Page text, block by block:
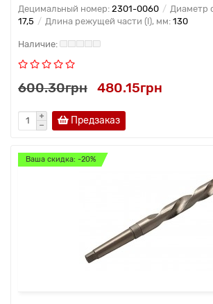
Децимальный номер: 2301-0060
Диаметр
17,5
Длина режущей части (l), мм: 130
600.30грн 480.15грн
Предзаказ
Ваша скидка: -20%